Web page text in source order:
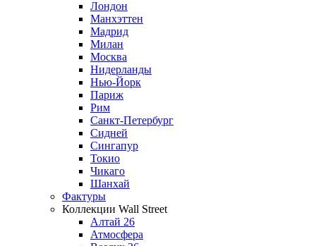
Лондон
Манхэттен
Мадрид
Милан
Москва
Нидерланды
Нью-Йорк
Париж
Рим
Санкт-Петербург
Сидней
Сингапур
Токио
Чикаго
Шанхай
Фактуры
Коллекции Wall Street
Алтай 26
Атмосфера